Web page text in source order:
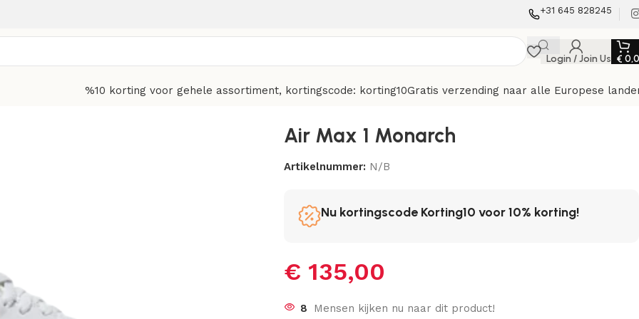
+31 645 828245
Login / Join Us €
%10 korting voor gehele assortiment, kortingscode: korting10Gratis verzending naar alle Europese
Air Max 1 Monarch
Artikelnummer: N/B
Nu kortingscode Korting10 voor 10% korting!
€ 135,00
8 Mensen kijken nu naar dit product!